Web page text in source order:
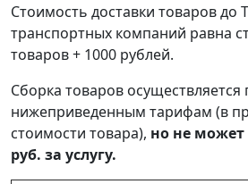
Стоимость доставки товаров до
транспортных компаний равна
товаров + 1000 рублей.
Сборка товаров осуществляется
нижеприведенным тарифам (в
стоимости товара), но не может
руб. за услугу.